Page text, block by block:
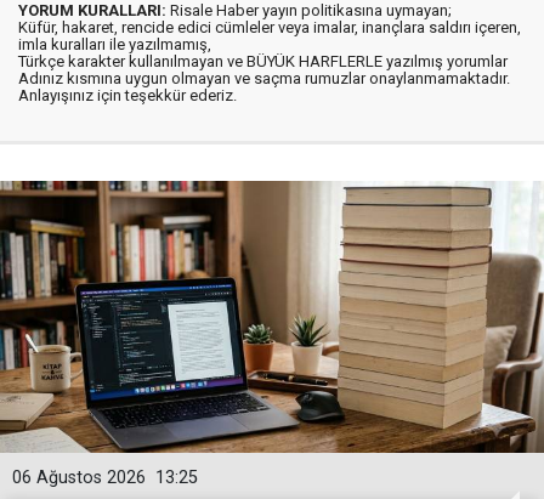
YORUM KURALLARI: Risale Haber yayın politikasına uymayan;
Küfür, hakaret, rencide edici cümleler veya imalar, inançlara saldırı içeren,
imla kuralları ile yazılmamış,
Türkçe karakter kullanılmayan ve BÜYÜK HARFLERLE yazılmış yorumlar
Adınız kısmına uygun olmayan ve saçma rumuzlar onaylanmamaktadır.
Anlayışınız için teşekkür ederiz.
13:25
06 Ağustos 2026